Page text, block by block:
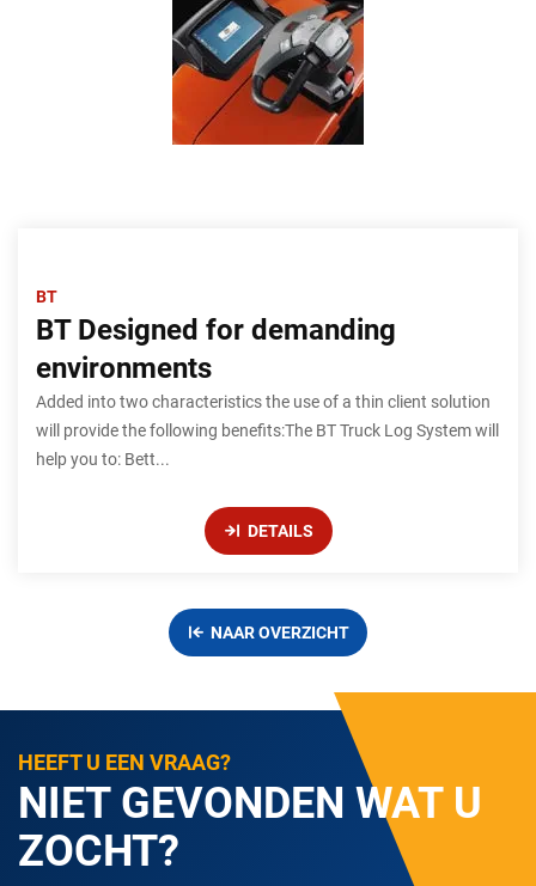
BT
BT Designed for demanding
environments
Added into two characteristics the use of a thin client solution
will provide the following benefits:The BT Truck Log System will
help you to: Bett...
DETAILS
NAAR OVERZICHT
HEEFT U EEN VRAAG?
NIET GEVONDEN WAT U
ZOCHT?